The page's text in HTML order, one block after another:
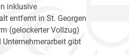
inklusive
entfernt in St. Georgen
(gelockerter Vollzug)
Unternehmerarbeit gibt